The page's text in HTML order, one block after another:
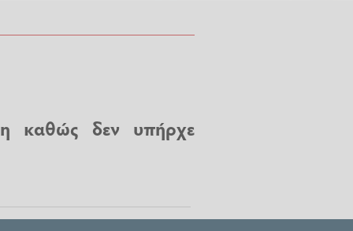
καθώς δεν υπήρχε